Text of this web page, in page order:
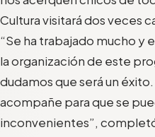
Cultura visitará dos veces
“Se ha trabajado mucho y
la organización de este
dudamos que será un
acompañe para que se
inconvenientes”,